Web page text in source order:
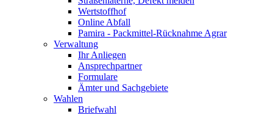
Wertstoffhof
Online Abfall
Pamira - Packmittel-Rücknahme Agrar
Verwaltung
Ihr Anliegen
Ansprechpartner
Formulare
Ämter und Sachgebiete
Wahlen
Briefwahl